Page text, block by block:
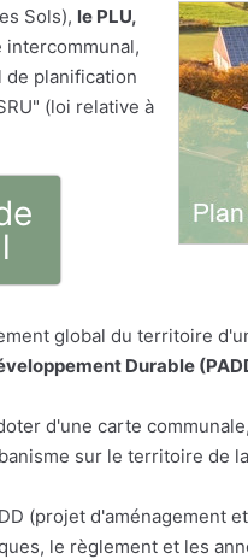
Sols), le PLU,
intercommunal,
de planification
(loi relative à
global du territoire
Durable
d'une carte
sur le territoire de
(projet d'aménagement
le règlement et les